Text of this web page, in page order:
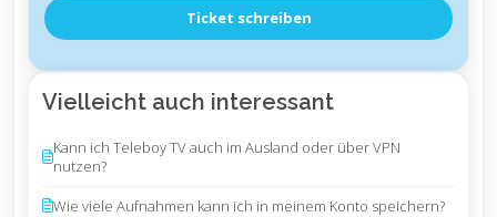
Ticket schreiben
Vielleicht auch interessant
Kann ich Teleboy TV auch im Ausland oder über VPN
nutzen?
Wie viele Aufnahmen kann ich in meinem Konto speichern?